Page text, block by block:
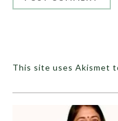
This site uses Akismet